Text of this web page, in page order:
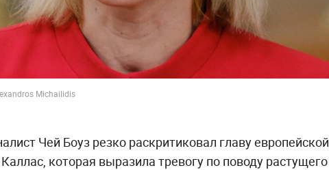
Michailidis
Чей Боуз резко раскритиковал главу европейской
которая выразила тревогу по поводу растущего